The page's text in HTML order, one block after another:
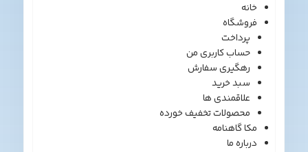
خانه
فروشگاه
پرداخت
حساب کاربری من
رهگیری سفارش
سبد خرید
علاقمندی ها
محصولات تخفیف خورده
مکا گاهنامه
درباره ما